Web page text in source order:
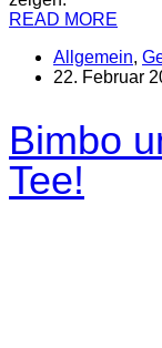
READ MORE
Allgemein,
22. Februar
Bimbo
Tee!